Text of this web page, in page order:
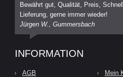
Bewährt gut, Qualität, Preis,
Lieferung, gerne immer wieder!
Jürgen W., Gummersbach
INFORMATION
AGB
Mein